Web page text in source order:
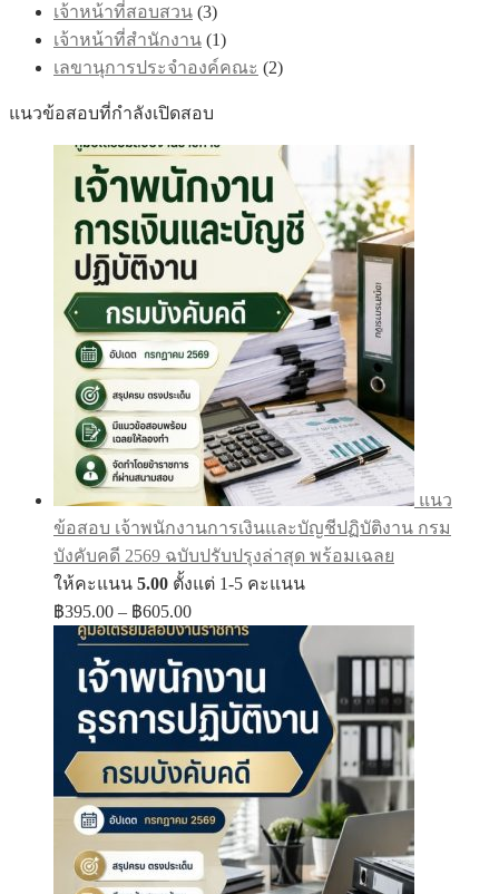
เจ้าหน้าที่สอบสวน (3)
เจ้าหน้าที่สำนักงาน (1)
เลขานุการประจำองค์คณะ (2)
แนวข้อสอบที่กำลังเปิดสอบ
แนว
ข้อสอบ เจ้าพนักงานการเงินและบัญชีปฏิบัติงาน กรม
บังคับคดี 2569 ฉบับปรับปรุงล่าสุด พร้อมเฉลย
ให้คะแนน 5.00 ตั้งแต่ 1-5 คะแนน
฿395.00 – ฿605.00Price
range:
฿395.00
through
฿605.00